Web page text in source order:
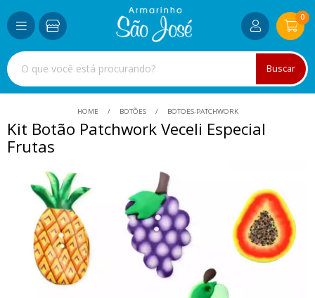
Buscar
0
HOME BOTÕES BOTOES-PATCHWORK
Kit Botão Patchwork Veceli Especial
Frutas